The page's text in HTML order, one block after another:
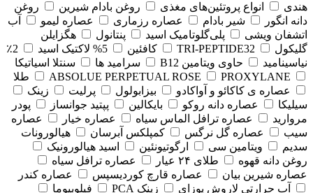
هندی
انواع پروتئین‌های مغذی روغن بادام شیرین
روغن
دانه انگور
شیر بادام عصاره رزماری عصاره لیمو
آب
اتشفان ویشی
پلی‌گلوتامیک اسید پنتانول
هگزایلن
گلیکول
TRI-PEPTIDE32 کافئین 5% لاکتیک اسید
2٪
نیاسینامید
حاوی ویتامین B12 سرامید ها
سنتلا اسیاتیکا
ABSOLUE PERPETUAL ROSE
PROXYLANE
طلا
عصاره ی کاکائو و آواکادو
بیزابولول پرلیت
زینک
سیلیکا
عصاره دانه روکو بایکالین پپتید جوانساز
پودر
مروارید
عصاره ترافل الماس سیاه عصاره خیار
عصاره
سیب
عصاره گل نرگس کمپلکس آبرسان
هیالورونات
سدیم
ویتامین سی ارگوتیونئین
اسید هیالورونیک
روغن دانه قهوه
طلای ۲۴ عیار
عصاره ترافل سیاه
عصاره شیرین بیان
عصاره قارچ کوردیسپس
عصاره کندر
آب حرارتی لاروش پوزای
زینک PCA
فیلوبیوما